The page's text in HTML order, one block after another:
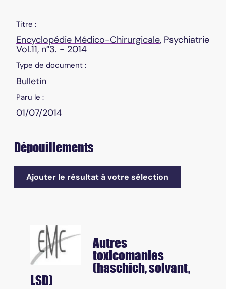
Titre :
Encyclopédie Médico-Chirurgicale, Psychiatrie
Vol.11, n°3. - 2014
Type de document :
Bulletin
Paru le :
01/07/2014
Dépouillements
Ajouter le résultat à votre sélection
Autres
toxicomanies
(haschich, solvant,
LSD)